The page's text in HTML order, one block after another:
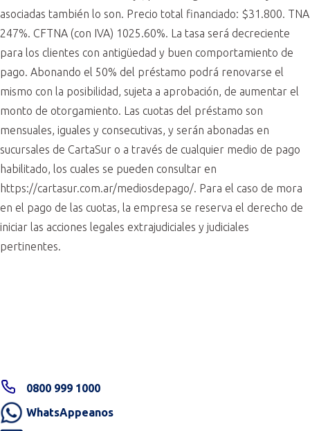
asociadas también lo son. Precio total financiado: $31.800. TNA
247%. CFTNA (con IVA) 1025.60%. La tasa será decreciente
para los clientes con antigüedad y buen comportamiento de
pago. Abonando el 50% del préstamo podrá renovarse el
mismo con la posibilidad, sujeta a aprobación, de aumentar el
monto de otorgamiento. Las cuotas del préstamo son
mensuales, iguales y consecutivas, y serán abonadas en
sucursales de CartaSur o a través de cualquier medio de pago
habilitado, los cuales se pueden consultar en
https://cartasur.com.ar/mediosdepago/. Para el caso de mora
en el pago de las cuotas, la empresa se reserva el derecho de
iniciar las acciones legales extrajudiciales y judiciales
pertinentes.
0800 999 1000
WhatsAppeanos